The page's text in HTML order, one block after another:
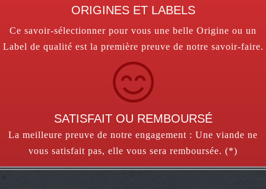
ORIGINES ET LABELS
Ce savoir-sélectionner pour vous une belle Origine ou un
Label de qualité est la première preuve de notre savoir-faire.
SATISFAIT OU REMBOURSÉ
La meilleure preuve de notre engagement : Une viande ne
vous satisfait pas, elle vous sera remboursée. (*)